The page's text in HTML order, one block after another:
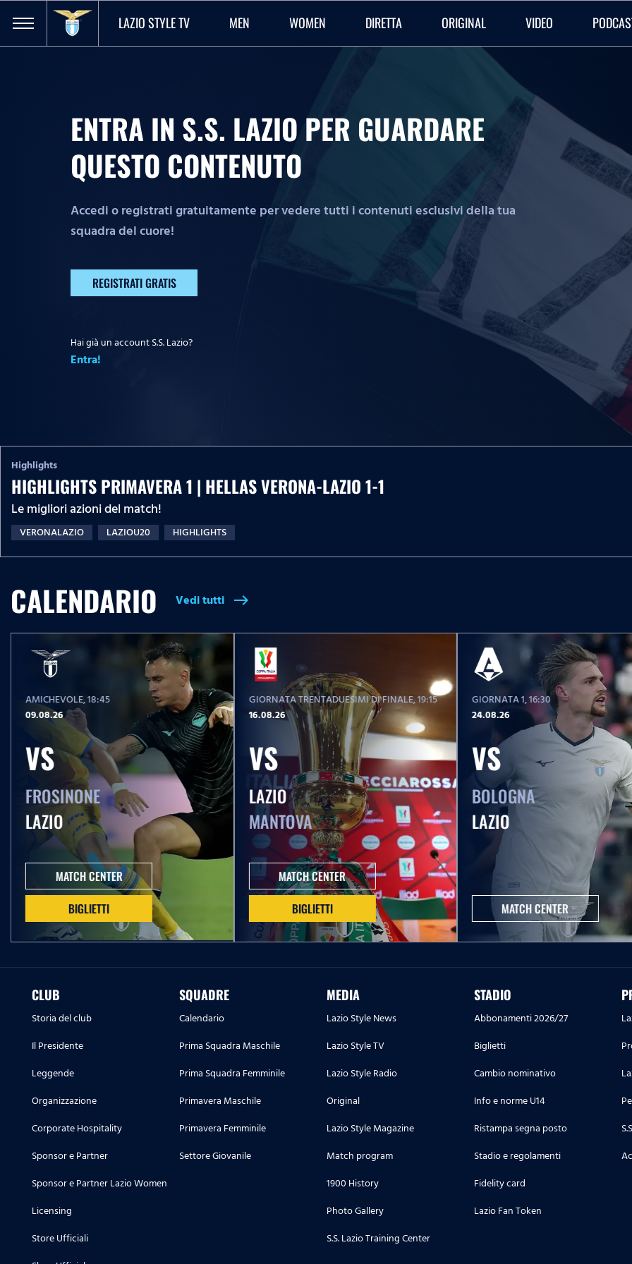
LAZIO STYLE TV MEN WOMEN DIRETTA ORIGINAL VIDEO
ENTRA IN S.S. LAZIO PER GUARDARE
QUESTO CONTENUTO
Accedi o registrati gratuitamente per vedere tutti i contenuti esclusivi della tua
squadra del cuore!
REGISTRATI GRATIS
Hai già un account S.S. Lazio?
Entra!
Highlights
HIGHLIGHTS PRIMAVERA 1 | HELLAS VERONA-LAZIO 1-1
Le migliori azioni del match!
VERONALAZIO LAZIOU20 HIGHLIGHTS
CALENDARIO Vedi tutti east
AMICHEVOLE, 18:45
09.08.26
VS
FROSINONE
LAZIO
MATCH CENTER
BIGLIETTI
GIORNATA TRENTADUESIMI DI FINALE, 19:15
16.08.26
VS
LAZIO
MANTOVA
MATCH CENTER
BIGLIETTI
GIORNATA 1, 16:30
24.08.26
VS
BOLOGNA
LAZIO
MATCH CENTER
CLUB
Storia del club
Il Presidente
Leggende
Organizzazione
Corporate Hospitality
Sponsor e Partner
Sponsor e Partner Lazio Women
Licensing
Store Ufficiali
SQUADRE
Calendario
Prima Squadra Maschile
Prima Squadra Femminile
Primavera Maschile
Primavera Femminile
Settore Giovanile
MEDIA
Lazio Style News
Lazio Style TV
Lazio Style Radio
Original
Lazio Style Magazine
Match program
1900 History
Photo Gallery
S.S. Lazio Training Center
STADIO
Abbonamenti 2026/27
Biglietti
Cambio nominativo
Info e norme U14
Ristampa segna posto
Stadio e regolamenti
Fidelity card
Lazio Fan Token